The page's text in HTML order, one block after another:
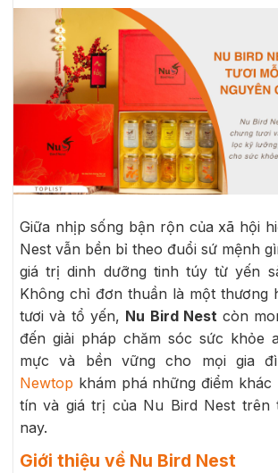
Giữa nhịp sống bận rộn của xã hội
Nest vẫn bền bỉ theo đuổi sứ mệnh
giá trị dinh dưỡng tinh túy từ yến
Không chỉ đơn thuần là một thương
tươi và tổ yến, Nu Bird Nestcòn
đến giải pháp chăm sóc sức khỏe
mực và bền vững cho mọi gia
Newtop khám phá những điểm
tín và giá trị của Nu Bird Nest trên
nay.
Giới thiệu về Nu Bird Nest